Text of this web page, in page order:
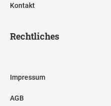
Kontakt
Rechtliches
Impressum
AGB